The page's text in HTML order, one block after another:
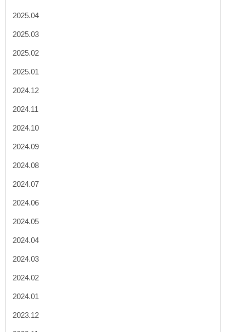
2025.04
2025.03
2025.02
2025.01
2024.12
2024.11
2024.10
2024.09
2024.08
2024.07
2024.06
2024.05
2024.04
2024.03
2024.02
2024.01
2023.12